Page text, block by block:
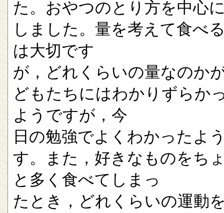
た。おやつのとり方を中心
しました。量を考えて食べ
は大切です
が，どれくらいの量なのか
どもたちにはわかりずらか
ようですが，今
日の勉強でよくわかったよ
す。また，好きなものをち
と多く食べてしまっ
たとき，どれくらいの運動